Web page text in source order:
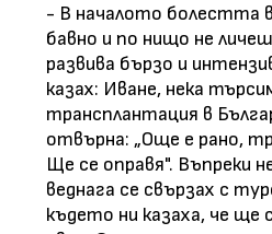
- В началото болестта
бавно и по нищо не
развива бързо и
казах: Иване, нека
трансплантация в
отвърна: „Още е рано,
Ще се оправя". Въпреки
веднага се свързах с
където ни казаха, че ще